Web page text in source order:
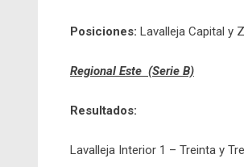
Posiciones: Lavalleja Capital y
Regional Este (Serie B)
Resultados:
Lavalleja Interior 1 – Treinta y